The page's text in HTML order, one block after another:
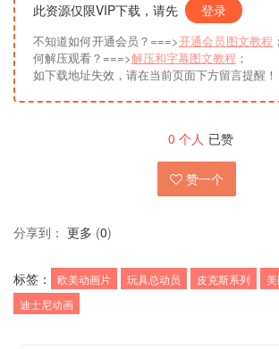
此资源仅限VIP下载，请先 登录
不知道如何开通会员？===>开通会员图文教程
何解压观看？===>解压和字幕图文教程 ；
如下载地址失效，请在当前页面下方留言提醒！
0 个人 已赞
赞一个
分享到： 更多 (0)
标签： 欧美动画片 玩具总动员 皮克斯系列
迪士尼动画